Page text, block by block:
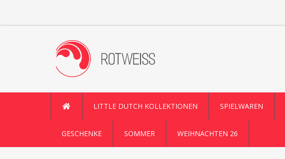
LITTLE DUTCH KOLLEKTIONEN SPIELWAREN
GESCHENKE SOMMER WEIHNACHTEN 26